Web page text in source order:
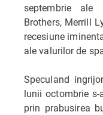
septembrie ale
Brothers, Merrill
recesiune
ale valurilor de
Speculand
lunii octombrie
prin prabusirea